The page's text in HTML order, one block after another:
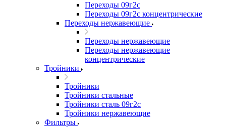
Переходы 09г2с
Переходы 09г2с концентрические
Переходы нержавеющие
Переходы нержавеющие
Переходы нержавеющие
концентрические
Тройники
Тройники
Тройники стальные
Тройники сталь 09г2с
Тройники нержавеющие
Фильтры